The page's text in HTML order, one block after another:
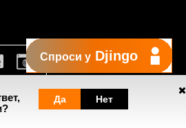
Да Нет
Спроси у Djingo